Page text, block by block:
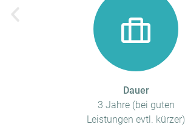
Dauer
3 Jahre (bei guten
Leistungen evtl. kürzer)